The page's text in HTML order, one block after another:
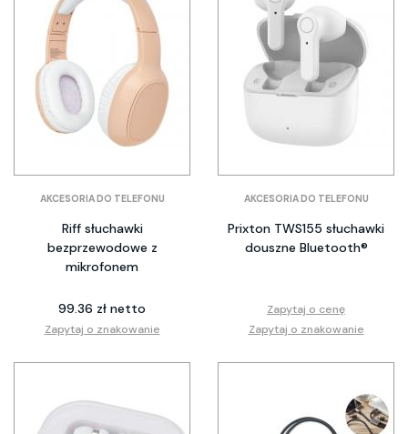
AKCESORIA DO TELEFONU
Riff słuchawki
bezprzewodowe z
mikrofonem
99.36 zł netto
Zapytaj o znakowanie
AKCESORIA DO TELEFONU
Prixton TWS155 słuchawki
douszne Bluetooth®
Zapytaj o cenę
Zapytaj o znakowanie